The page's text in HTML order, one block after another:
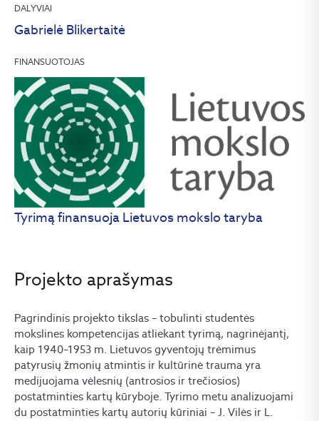
DALYVIAI
Gabrielė Blikertaitė
FINANSUOTOJAS
Tyrimą finansuoja Lietuvos mokslo taryba
Projekto aprašymas
Pagrindinis projekto tikslas – tobulinti studentės
mokslines kompetencijas atliekant tyrimą, nagrinėjantį,
kaip 1940–1953 m. Lietuvos gyventojų trėmimus
patyrusių žmonių atmintis ir kultūrinė trauma yra
medijuojama vėlesnių (antrosios ir trečiosios)
postatminties kartų kūryboje. Tyrimo metu analizuojami
du postatminties kartų autorių kūriniai – J. Vilės ir L.